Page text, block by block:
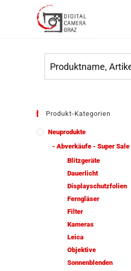
Produkt-Kategorien
Neuprodukte
- Abverkäufe - Super Sale
Blitzgeräte
Dauerlicht
Displayschutzfolien
Ferngläser
Filter
Kameras
Leica
Objektive
Sonnenblenden